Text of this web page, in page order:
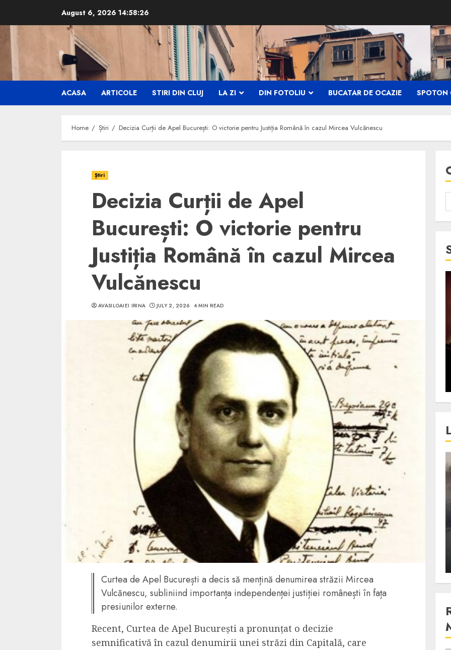
content
August 6, 2026 14:58:27
ACASA ARTICOLE STIRI DIN CLUJ LA ZI DIN FOTOLIU BUCATAR DE OCAZIE SPOTON
Home Știri Decizia Curții de Apel București: O victorie pentru Justiția Română în cazul Mircea Vulcănescu
Știri
Decizia Curții de Apel
București: O victorie pentru
Justiția Română în cazul Mircea
Vulcănescu
AVASILOAIEI IRINA JULY 2, 2026 4 MIN READ
Curtea de Apel București a decis să mențină denumirea străzii Mircea
Vulcănescu, subliniind importanța independenței justiției românești în fața
presiunilor externe.
Recent, Curtea de Apel București a pronunțat o decizie
semnificativă în cazul denumirii unei străzi din Capitală, care
5 min read
SpotOn Cluj
Ce poti vizita in jurul
Clujului cand te afli intr-un
weekend prelungit in
“Orasul Comoara”?
ALEXANDRU S.
Festivalurile Clujului. De
ce atrage Clujul tinerii si
pe cei mai in varsta an de
an?
ALEXANDRU S.
4 min read
La zi
Razboiul din Gaza, scanteia
fatala pentru Orientul
Mijlociu?
ALEXANDRU S. NOVEMBER 1, 2023
Lumina ar putea contribui
si ea la evaporarea apei in
natura
ALEXANDRU S. DECEMBER 27, 2023